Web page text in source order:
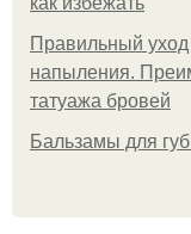
Правильный
напыления.
татуажа бровей
Бальзамы для